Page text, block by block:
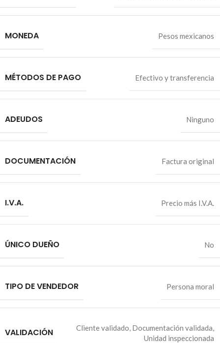
MONEDA Pesos mexicanos
MÉTODOS DE PAGO Efectivo y transferencia
ADEUDOS Ninguno
DOCUMENTACIÓN Factura original
I.V.A. Precio más I.V.A.
ÚNICO DUEÑO No
TIPO DE VENDEDOR Persona moral
VALIDACIÓN Cliente validado, Documentación validada,
Unidad inspeccionada